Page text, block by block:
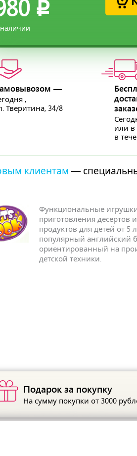
p
—
,
Тверитина, 34/8
или в
в
клиентам —
Функциональные игрушки
приготовления десертов
продуктов для детей от 5
популярный английский
ориентированный на
детской техники.
Подарок за покупку
На сумму покупки от 3000